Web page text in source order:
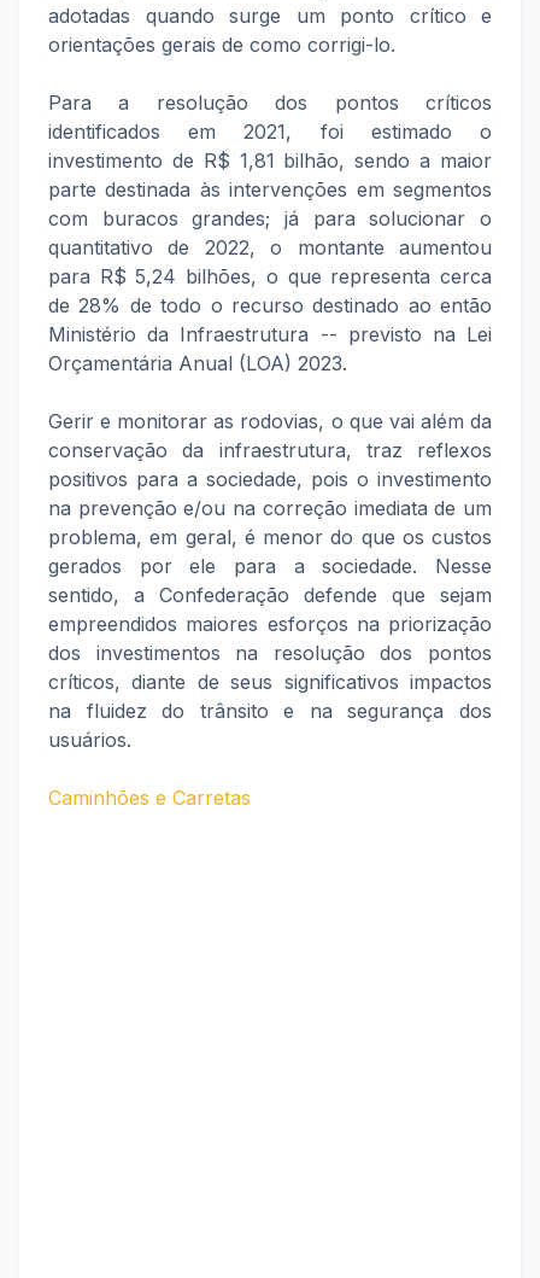
adotadas quando surge um ponto crítico e
orientações gerais de como corrigi-lo.
Para a resolução dos pontos críticos
identificados em 2021, foi estimado o
investimento de R$ 1,81 bilhão, sendo a maior
parte destinada às intervenções em segmentos
com buracos grandes; já para solucionar o
quantitativo de 2022, o montante aumentou
para R$ 5,24 bilhões, o que representa cerca
de 28% de todo o recurso destinado ao então
Ministério da Infraestrutura -- previsto na Lei
Orçamentária Anual (LOA) 2023.
Gerir e monitorar as rodovias, o que vai além da
conservação da infraestrutura, traz reflexos
positivos para a sociedade, pois o investimento
na prevenção e/ou na correção imediata de um
problema, em geral, é menor do que os custos
gerados por ele para a sociedade. Nesse
sentido, a Confederação defende que sejam
empreendidos maiores esforços na priorização
dos investimentos na resolução dos pontos
críticos, diante de seus significativos impactos
na fluidez do trânsito e na segurança dos
usuários.
Caminhões e Carretas